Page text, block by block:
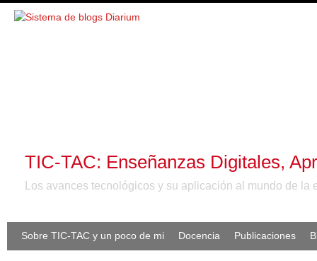
TIC-TAC: Enseñanzas Digitales,
Los avances tecnológicos y su aplicación al mundo de la
Sobre TIC-TAC y un poco de mi Docencia Publicaciones